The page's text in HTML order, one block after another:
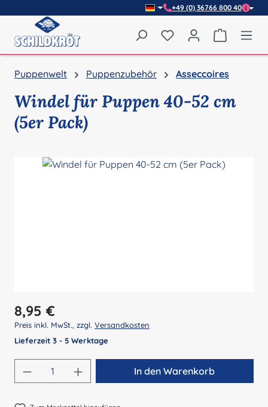
+49 (0) 36766 800 40
Du hast 0 Produkte
Puppenwelt Puppenzubehör Asseccoires
Windel für Puppen 40-52 cm
(5er Pack)
Regulärer Preis:
8,95 €
Preis inkl. MwSt., zzgl. Versandkosten
Lieferzeit 3 - 5 Werktage
Produkt Anzahl: Gib den gewünschten
In den Warenkorb